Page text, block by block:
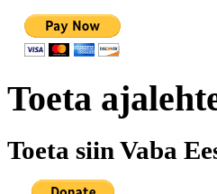
Toeta
Toeta siin Vaba